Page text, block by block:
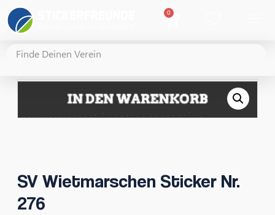
0
SV Wietmarschen Sticker Nr.
276